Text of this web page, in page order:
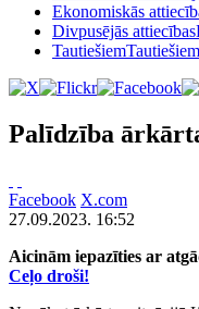
Ekonomiskās
Divpusējās attiecības
TautiešiemTautiešiem
Palīdzība
Facebook X.com
27.09.2023. 16:52
Aicinām iepazīties ar
Ceļo droši!